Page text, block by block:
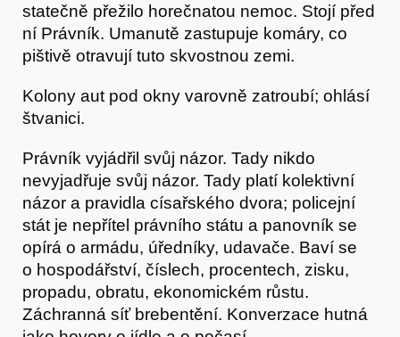
Hostcast
statečně přežilo horečnatou nemoc. Stojí před
ní Právník. Umanutě zastupuje komáry, co
pištivě otravují tuto skvostnou zemi.
Kolony aut pod okny varovně zatroubí; ohlásí
štvanici.
Právník vyjádřil svůj názor. Tady nikdo
nevyjadřuje svůj názor. Tady platí kolektivní
názor a pravidla císařského dvora; policejní
stát je nepřítel právního státu a panovník se
opírá o armádu, úředníky, udavače. Baví se
o hospodářství, číslech, procentech, zisku,
propadu, obratu, ekonomickém růstu.
Záchranná síť brebentění. Konverzace hutná